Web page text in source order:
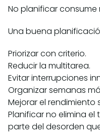
No planificar
Una buena
Priorizar con criterio.
Reducir la multitarea.
Evitar interrupciones
Organizar semanas
Mejorar el rendimiento
Planificar no elimina el
parte del desorden